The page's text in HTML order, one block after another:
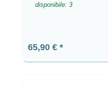
disponibile: 3
Prezzo normale:
65,90 €